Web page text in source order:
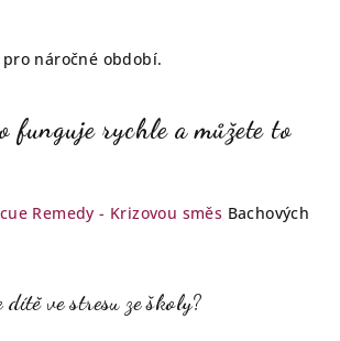
náročné období.
funguje rychle a můžete to
Remedy - Krizovou směs Bachových
dítě ve stresu ze školy?